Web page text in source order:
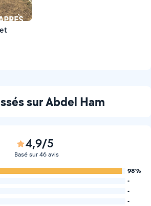
sur Abdel Ham
4,9/5
Basé sur 46 avis
98%
-
-
-